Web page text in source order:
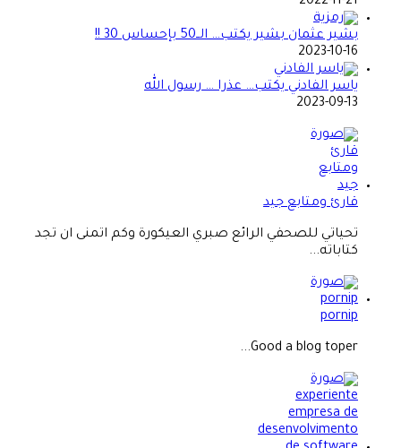
بشير عثمان بشير يكتب… الــ50 بإحساس 30 !!
2023-10-16
ياسر الفادني يكتب… عذرا … رسول الله
2023-09-13
قارئ ومتابع جيد
تحياتي للصحفي الرائع صبري العيكورة وكم اتمنى ان تجد
كتاباته...
pornip
Good a blog toper...